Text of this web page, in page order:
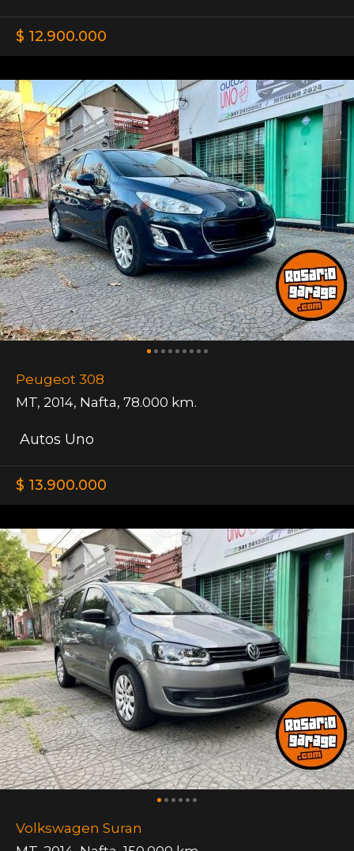
$ 12.900.000
Peugeot 308
MT, 2014, Nafta, 78.000 km.
Autos Uno
$ 13.900.000
Volkswagen Suran